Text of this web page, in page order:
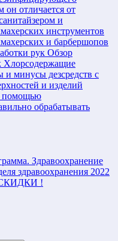
он отличается от
и
инструментов
и барбершопов
рук Обзор
Хлорсодержащие
минусы дезсредств с
и изделий
помощью
обрабатывать
Здравоохранение
здравоохранения 2022
!